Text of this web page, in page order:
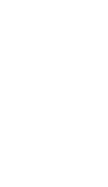
Segui